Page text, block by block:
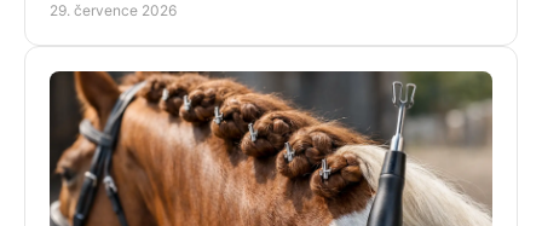
29. července 2026